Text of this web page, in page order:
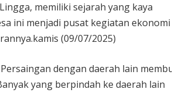
memiliki sejarah yang kaya
ini menjadi pusat kegiatan ekonomi
(09/07/2025)
dengan daerah lain
yang berpindah ke daerah lain